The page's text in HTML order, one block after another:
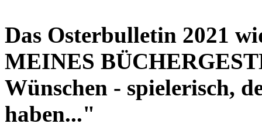
Das Osterbulletin 2021
MEINES
Wünschen - spielerisch,
haben..."